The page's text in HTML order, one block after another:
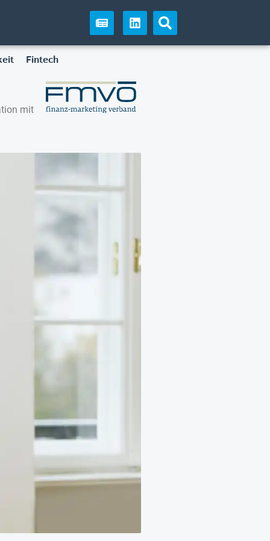
Fintech
mit